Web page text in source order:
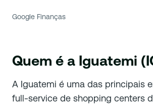
Google Finanças
Quem é a Iguatemi
A Iguatemi é uma das principais
full-service de shopping centers